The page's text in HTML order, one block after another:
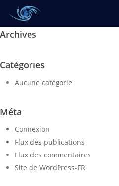
main
Archives
Catégories
Aucune catégorie
Méta
Connexion
Flux des publications
Flux des commentaires
Site de WordPress-FR